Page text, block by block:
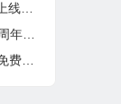
创作
上线
解锁